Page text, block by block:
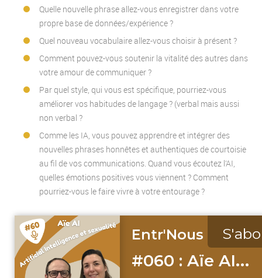
Quelle nouvelle phrase allez-vous enregistrer dans votre
propre base de données/expérience ?
Quel nouveau vocabulaire allez-vous choisir à présent ?
Comment pouvez-vous soutenir la vitalité des autres dans
votre amour de communiquer ?
Par quel style, qui vous est spécifique, pourriez-vous
améliorer vos habitudes de langage ? (verbal mais aussi
non verbal ?
Comme les IA, vous pouvez apprendre et intégrer des
nouvelles phrases honnêtes et authentiques de courtoisie
au fil de vos communications. Quand vous écoutez l’AI,
quelles émotions positives vous viennent ? Comment
pourriez-vous le faire vivre à votre entourage ?